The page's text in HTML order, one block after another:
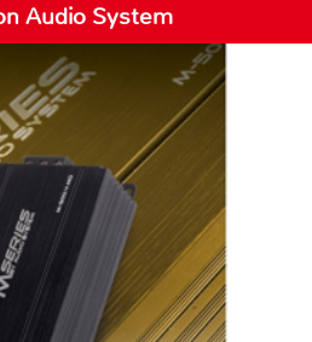
Audio System